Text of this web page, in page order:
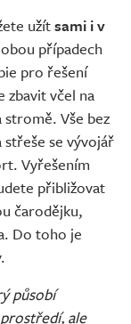
užítsami i v
případech
pro řešení
zbavit včel na
Vše bez
se vývojář
Vyřešením
přibližovat
čarodějku,
Do toho je
působí
ale